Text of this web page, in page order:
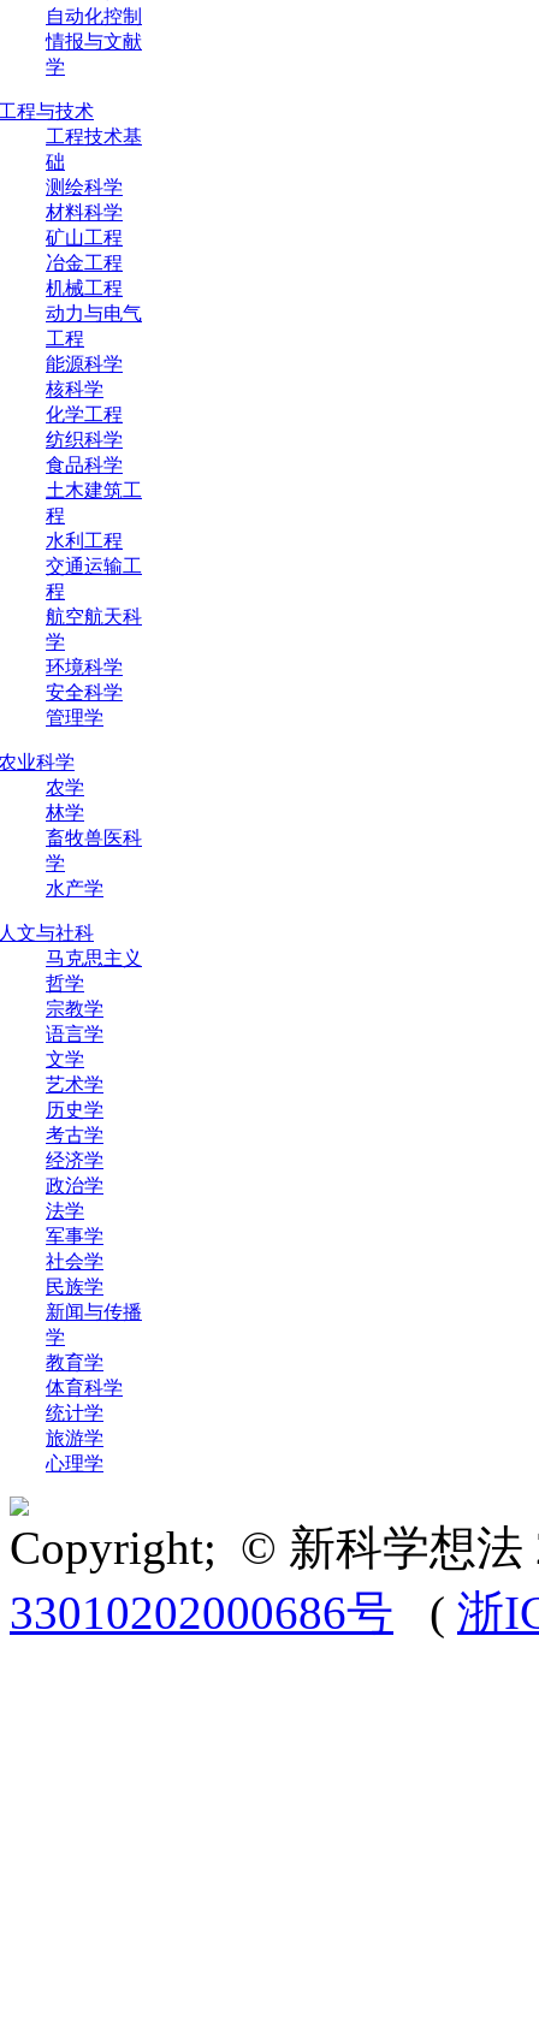
自动化控制
情报与文献
学
程与技术
工程技术基
础
测绘科学
材料科学
矿山工程
冶金工程
机械工程
动力与电气
工程
能源科学
核科学
化学工程
纺织科学
食品科学
土木建筑工
程
水利工程
交通运输工
程
航空航天科
学
环境科学
安全科学
管理学
业科学
农学
林学
畜牧兽医科
学
水产学
文与社科
马克思主义
哲学
宗教学
语言学
文学
艺术学
历史学
考古学
经济学
政治学
法学
军事学
社会学
民族学
新闻与传播
学
教育学
体育科学
统计学
旅游学
心理学
Copyright; © 新科学想
33010202000686号 ( 浙